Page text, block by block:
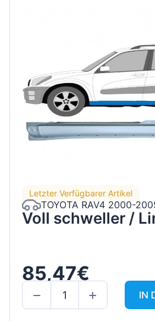
Letzter Verfügbarer Artikel
TOYOTA RAV4 2000-
Voll schweller /
85,47€
IN